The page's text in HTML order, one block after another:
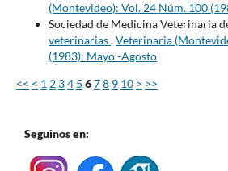
(Montevideo): Vol. 24 Núm. 100
Sociedad de Medicina Veterinaria
veterinarias,Veterinaria
(1983): Mayo -Agosto
<< < 1 2 34 5 678 9 10 > >>
Seguinos en: